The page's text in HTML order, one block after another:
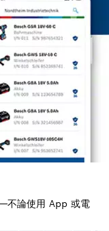
不論使用 App 或電